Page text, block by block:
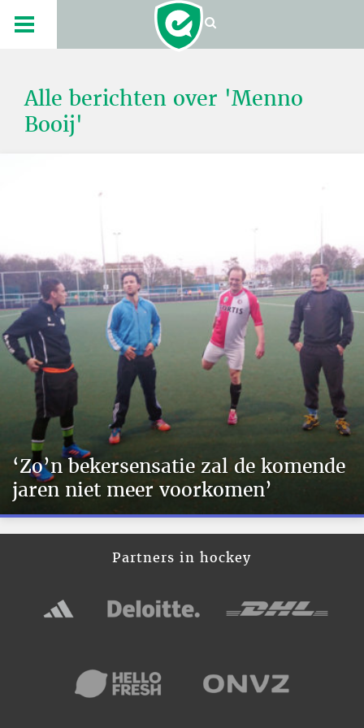
Alle berichten over 'Menno
Booij'
‘Zo’n bekersensatie zal de komende
jaren niet meer voorkomen’
Partners in hockey